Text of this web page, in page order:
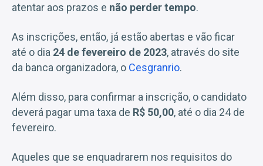
atentar aos prazos e não perder tempo.
As inscrições, então, já estão abertas e vão ficar
até o dia 24 de fevereiro de 2023, através do site
da banca organizadora, o Cesgranrio.
Além disso, para confirmar a inscrição, o candidato
deverá pagar uma taxa de R$ 50,00, até o dia 24 de
fevereiro.
Aqueles que se enquadrarem nos requisitos do